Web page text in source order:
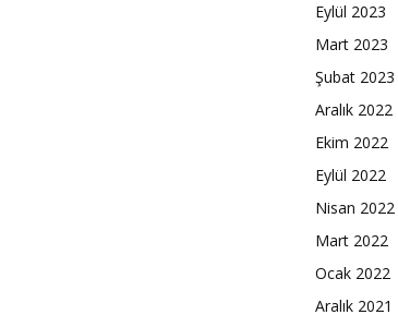
Eylül 2023
Mart 2023
Şubat 2023
Aralık 2022
Ekim 2022
Eylül 2022
Nisan 2022
Mart 2022
Ocak 2022
Aralık 2021